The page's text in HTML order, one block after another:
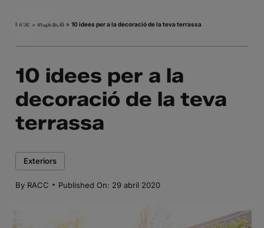
Inicio » Inspiració» 10 idees per a la decoració de la teva terrassa
10 idees per a la
decoració de la teva
terrassa
Exteriors
By RACC · Published On: 29 abril 2020